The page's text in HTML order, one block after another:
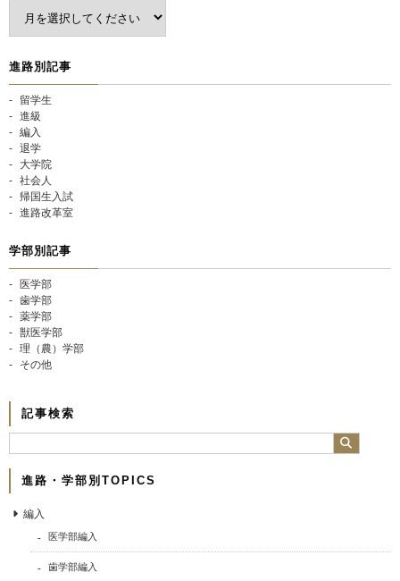
進路別記事
留学生
進級
編入
退学
大学院
社会人
帰国生入試
進路改革室
学部別記事
医学部
歯学部
薬学部
獣医学部
理（農）学部
その他
記事検索
進路・学部別TOPICS
編入
医学部編入
歯学部編入